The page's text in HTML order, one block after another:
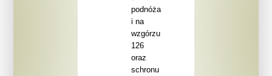
podnóża
i na
wzgórzu
126
oraz
schronu